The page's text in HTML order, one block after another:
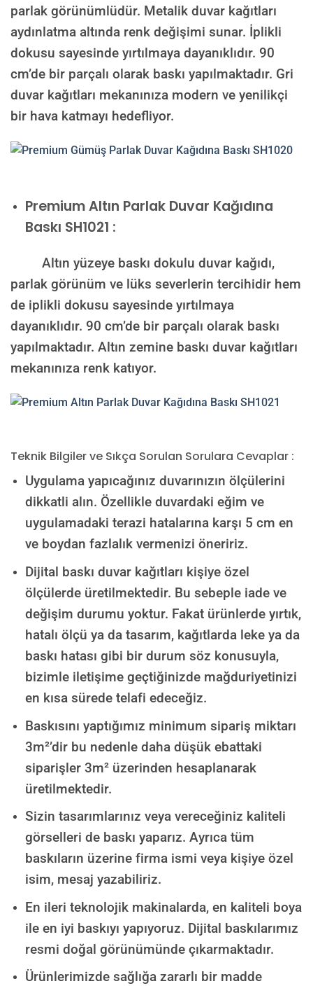
parlak görünümlüdür. Metalik duvar kağıtları
aydınlatma altında renk değişimi sunar. İplikli
dokusu sayesinde yırtılmaya dayanıklıdır. 90
cm’de bir parçalı olarak baskı yapılmaktadır. Gri
duvar kağıtları mekanınıza modern ve yenilikçi
bir hava katmayı hedefliyor.
PremiumAltın Parlak Duvar Kağıdına
Baskı SH1021 :
Altın yüzeye baskı dokulu duvar kağıdı,
parlak görünüm ve lüks severlerin tercihidir hem
de iplikli dokusu sayesinde yırtılmaya
dayanıklıdır. 90 cm’de bir parçalı olarak baskı
yapılmaktadır. Altın zemine baskı duvar kağıtları
mekanınıza renk katıyor.
Teknik Bilgiler ve Sıkça Sorulan Sorulara Cevaplar :
Uygulama yapıcağınız duvarınızın ölçülerini
dikkatli alın. Özellikle duvardaki eğim ve
uygulamadaki terazi hatalarına karşı 5 cm en
ve boydan fazlalık vermenizi öneririz.
Dijital baskı duvar kağıtları kişiye özel
ölçülerde üretilmektedir. Bu sebeple iade ve
değişim durumu yoktur. Fakat ürünlerde yırtık,
hatalı ölçü ya da tasarım, kağıtlarda leke ya da
baskı hatası gibi bir durum söz konusuyla,
bizimle iletişime geçtiğinizde mağduriyetinizi
en kısa sürede telafi edeceğiz.
Baskısını yaptığımız minimum sipariş miktarı
3m²’dir bu nedenle daha düşük ebattaki
siparişler 3m² üzerinden hesaplanarak
üretilmektedir.
Sizin tasarımlarınız veya vereceğiniz kaliteli
görselleri de baskı yaparız. Ayrıca tüm
baskıların üzerine firma ismi veya kişiye özel
isim, mesaj yazabiliriz.
En ileri teknolojik makinalarda, en kaliteli boya
ile en iyi baskıyı yapıyoruz. Dijital baskılarımız
resmi doğal görünümünde çıkarmaktadır.
Ürünlerimizde sağlığa zararlı bir madde